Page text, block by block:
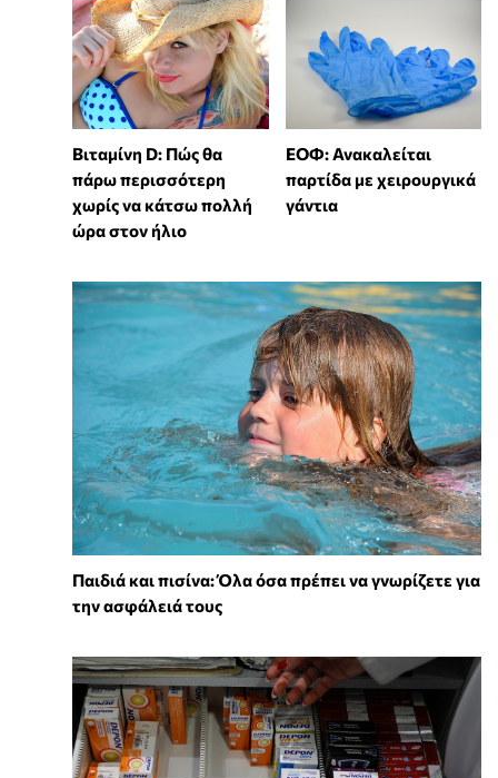
Βιταμίνη D: Πώς θα
πάρω περισσότερη
χωρίς να κάτσω πολλή
ώρα στον ήλιο
ΕΟΦ: Ανακαλείται
παρτίδα με χειρουργικά
γάντια
Παιδιά και πισίνα: Όλα όσα πρέπει να γνωρίζετε για
την ασφάλειά τους